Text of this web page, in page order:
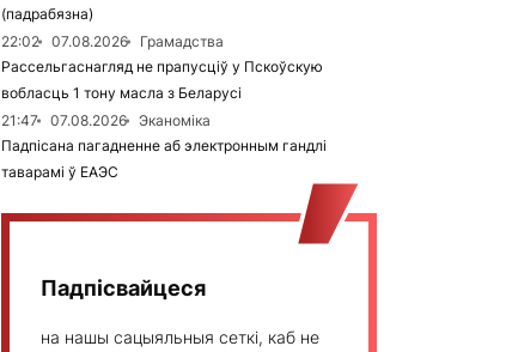
(падрабязна)
22:02
07.08.2026
Грамадства
Рассельгаснагляд не прапусціў у Пскоўскую
вобласць 1 тону масла з Беларусі
21:47
07.08.2026
Эканоміка
Падпісана пагадненне аб электронным гандлі
таварамі ў ЕАЭС
Падпісвайцеся
на нашы сацыяльныя сеткі, каб не